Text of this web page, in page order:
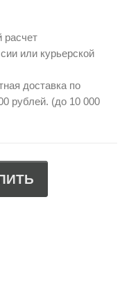
расчет
или курьерской
доставка по
рублей. (до 10 000